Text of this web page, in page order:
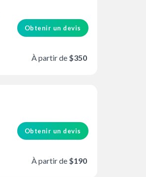
Obtenir un devis
À partir de $350
Obtenir un devis
À partir de $190